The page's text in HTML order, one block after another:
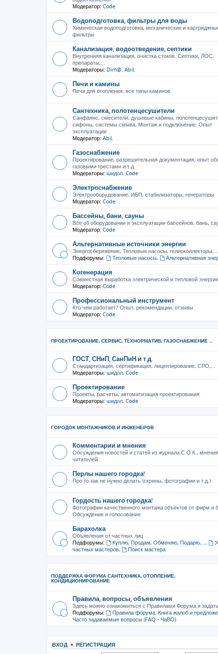
Модератор: Code
Водоподготовка, фильтры для воды
Химическая водоподготовка, механические и
фильтры
Канализация, водоотведение, септики
Внутренняя канализация, очистка стоков. Септики, ЛОС,
препараты,...
Модераторы: Dim@, Abil
Печи и камины
Печи для отопления, все типы каминов.
Сантехника, полотенцесушители
Санфаянс, смесители, душевые кабины,
сифоны, системы смыва. Монтаж и подключение. Опыт
эксплуатации
Модератор: Abil
Газоснабжение
Проектирование, разрешительная документация, опыт
газовыми трестами и т.д.
Модераторы: шидол, Code
Электроснабжение
Электрооборудование, ИБП, стабилизаторы, генераторы
Модератор: Code
Бассейны, бани, сауны
Все об оборудовании и эксплуатации бассейнов, бань,
Модератор: Code
Альтернативные источники энергии
Энергосбережение, Тепловые насосы, гелиоколлекторы,...
Подфорумы:
Тепловые насосы, Альтернативная
Когенерация
Совместная выработка электрической и тепловой энергии
Модератор: Code
Профессиональный инструмент
Кто чем работает? Опыт, рекомендации, отзывы.
Модератор: Code
ПРОЕКТИРОВАНИЕ, СЕРВИС, ТEХНОРМАТИВ, ГАЗОСНАБЖЕНИЕ ...
ГОСТ, СНиП, СанПиН и т.д.
Стандартизация, сертификация, лицензирование, СРО,...
Модераторы: шидол, Code
Проектирование
Проекты, расчеты, автоматизация проектирования
Модераторы: шидол, Code
ГОРОДОК МОНТАЖНИКОВ И ИНЖЕНЕРОВ
Комментарии и мнения
Обсуждения новостей и статей из журнала С.О.К., мнения
читателей
Перлы нашего городка!
Про то как не нужно делать (скрины, фотографии и т.д.)
Гордость нашего городка!
Фотографии качественного монтажа объектов от фирм и
Обсуждение и голосование
Барахолка
Объявления от частных лиц
Подфорумы:
Куплю, Продам, Обменяю, Подарю,...,
частных мастеров, Поиск мастера
ПОДДЕРЖКА ФОРУМА САНТЕХНИКА, ОТОПЛЕНИЕ,
КОНДИЦИОНИРОВАНИЕ
Правила, вопросы, объявления
Здесь можно ознакомиться с Правилами Форума и
Подфорумы:
Правила форума. Книга жалоб и
Часто задаваемые вопросы (FAQ - ЧаВО)
ВХОД • РЕГИСТРАЦИЯ